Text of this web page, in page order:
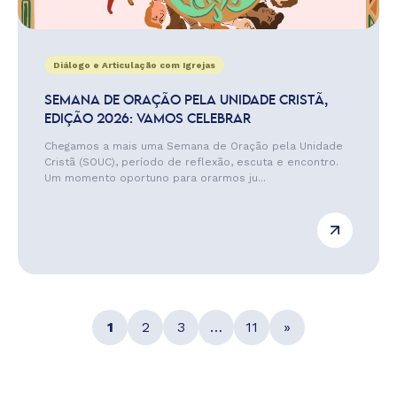
Diálogo e Articulação com Igrejas
SEMANA DE ORAÇÃO PELA UNIDADE CRISTÃ,
EDIÇÃO 2026: VAMOS CELEBRAR
Chegamos a mais uma Semana de Oração pela Unidade
Cristã (SOUC), período de reflexão, escuta e encontro.
Um momento oportuno para orarmos ju...
1 2 3 … 11 »